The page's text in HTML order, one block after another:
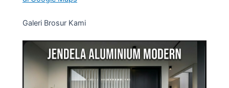
Galeri Brosur Kami